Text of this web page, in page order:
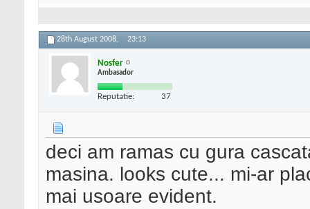
28th August 2008, 23:13
Nosfer
Ambasador
Reputatie: 37
deci am ramas cu gura
masina. looks cute... mi-ar
mai usoare evident.